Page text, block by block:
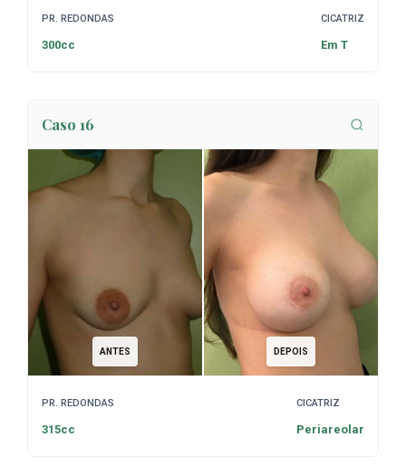
PR. REDONDAS
300cc
CICATRIZ
Em T
Caso 16
ANTES DEPOIS
PR. REDONDAS
315cc
CICATRIZ
Periareolar